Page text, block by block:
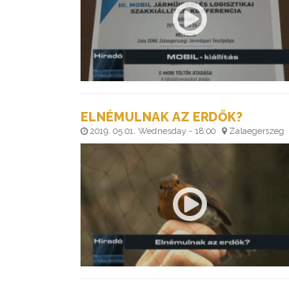
ELNÉMULNAK AZ ERDŐK?
2019. 05 01. Wednesday - 18:00 Zalaegerszeg